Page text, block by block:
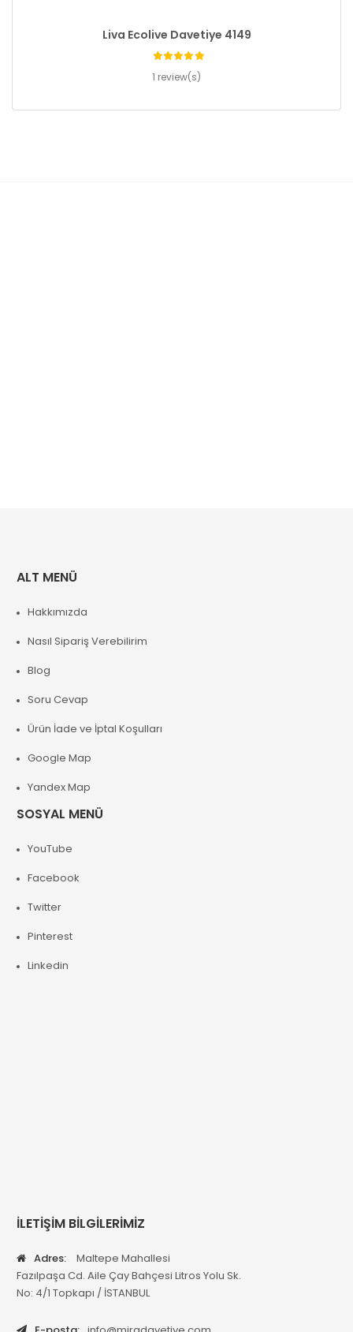
Liva Ecolive Davetiye 4149
1 review(s)
ALT MENÜ
Hakkımızda
Nasıl Sipariş Verebilirim
Blog
Soru Cevap
Ürün İade ve İptal Koşulları
Google Map
Yandex Map
SOSYAL MENÜ
YouTube
Facebook
Twitter
Pinterest
Linkedin
İLETİŞİM BİLGİLERİMİZ
Adres:
Maltepe Mahallesi
Fazılpaşa Cd. Aile Çay Bahçesi Litros Yolu Sk.
No: 4/1 Topkapı / İSTANBUL